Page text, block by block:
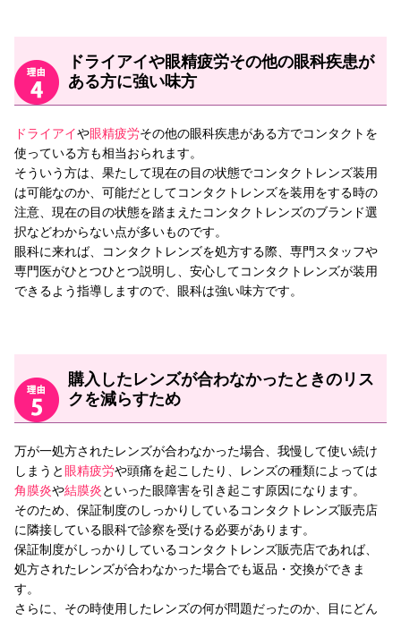
ドライアイや眼精疲労その他の眼科疾患が
ある方に強い味方
ドライアイや眼精疲労その他の眼科疾患がある方でコンタクトを
使っている方も相当おられます。
そういう方は、果たして現在の目の状態でコンタクトレンズ装用
は可能なのか、可能だとしてコンタクトレンズを装用をする時の
注意、現在の目の状態を踏まえたコンタクトレンズのブランド選
択などわからない点が多いものです。
眼科に来れば、コンタクトレンズを処方する際、専門スタッフや
専門医がひとつひとつ説明し、安心してコンタクトレンズが装用
できるよう指導しますので、眼科は強い味方です。
購入したレンズが合わなかったときのリス
クを減らすため
万が一処方されたレンズが合わなかった場合、我慢して使い続け
しまうと 眼精疲労や頭痛を起こしたり、レンズの種類によっては
角膜炎や結膜炎といった眼障害を引き起こす原因になります。
そのため、保証制度のしっかりしているコンタクトレンズ販売店
に隣接している眼科で診察を受ける必要があります。
保証制度がしっかりしているコンタクトレンズ販売店であれば、
処方されたレンズが合わなかった場合でも返品・交換ができま
す。
さらに、その時使用したレンズの何が問題だったのか、目にどん